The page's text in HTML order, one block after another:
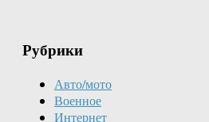
Рубрики
Авто/мото
Военное
Интернет